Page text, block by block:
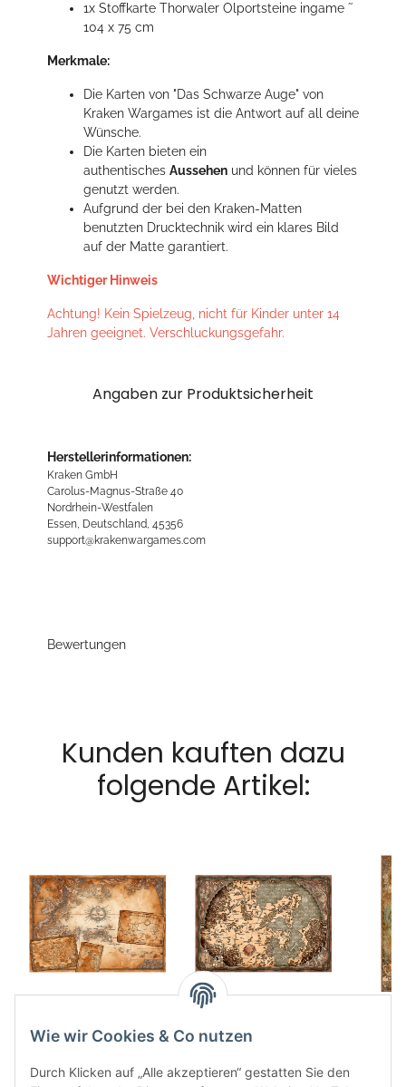
1x Stoffkarte Thorwaler Olportsteine ingame ˜
104 x 75 cm
Merkmale:
Die Karten von "Das Schwarze Auge" von
Kraken Wargames ist die Antwort auf all deine
Wünsche.
Die Karten bieten ein
authentisches Aussehen und können für vieles
genutzt werden.
Aufgrund der bei den Kraken-Matten
benutzten Drucktechnik wird ein klares Bild
auf der Matte garantiert.
Wichtiger Hinweis
Achtung! Kein Spielzeug, nicht für Kinder unter 14
Jahren geeignet. Verschluckungsgefahr.
Angaben zur Produktsicherheit
Herstellerinformationen:
Kraken GmbH
Carolus-Magnus-Straße 40
Nordrhein-Westfalen
Essen, Deutschland, 45356
support@krakenwargames.com
Bewertungen
Kunden kauften dazu
folgende Artikel:
Stoffkarte Südlande
30,99 €*
Stoffkarte
41,00 €
Wie wir Cookies & Co nutzen
Durch Klicken auf „Alle akzeptieren“ gestatten Sie den